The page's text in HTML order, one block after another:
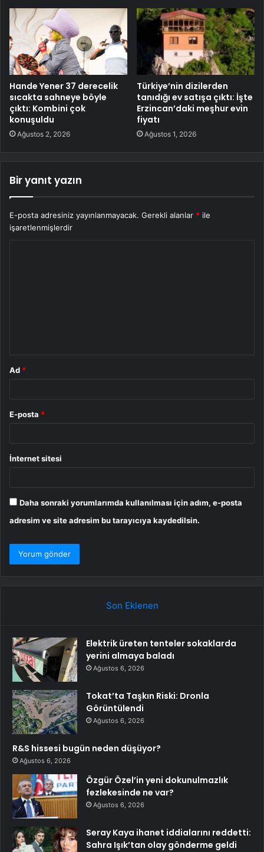
Hande Yener 37 derecelik
sıcakta sahneye böyle
çıktı: Kombini çok
konuşuldu
Ağustos 2, 2026
Türkiye’nin dizilerden
tanıdığı ev satışa çıktı: İşte
Erzincan’daki meşhur evin
fiyatı
Ağustos 1, 2026
Bir yanıt yazın
E-posta adresiniz yayınlanmayacak. Gerekli alanlar * ile
işaretlenmişlerdir
Ad *
E-posta *
İnternet sitesi
Daha sonraki yorumlarımda kullanılması için adım, e-posta
adresim ve site adresim bu tarayıcıya kaydedilsin.
Son Eklenen
Elektrik üreten tenteler sokaklarda
yerini almaya baladı
Ağustos 6, 2026
Tokat’ta Taşkın Riski: Dronla
Görüntülendi
Ağustos 6, 2026
R&S hissesi bugün neden düşüyor?
Ağustos 6, 2026
Özgür Özel’in yeni dokunulmazlık
fezlekesinde ne var?
Ağustos 6, 2026
Seray Kaya ihanet iddialarını reddetti:
Sahra Işık’tan olay gönderme geldi